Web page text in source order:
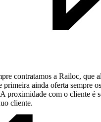
contratamos a Railoc, que
primeira ainda oferta sempre
proximidade com o cliente é
cliente.